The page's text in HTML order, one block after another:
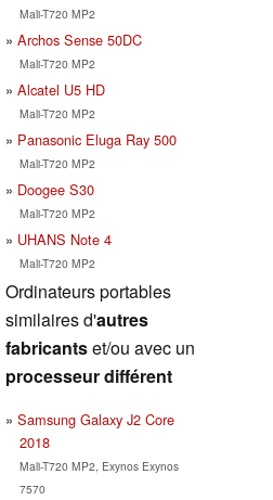
Mali-T720 MP2
Archos Sense 50DC
Mali-T720 MP2
Alcatel U5 HD
Mali-T720 MP2
Panasonic Eluga Ray 500
Mali-T720 MP2
Doogee S30
Mali-T720 MP2
UHANS Note 4
Mali-T720 MP2
Ordinateurs portables
similaires d'autres
fabricantset/ou avec un
processeur différent
Samsung Galaxy J2 Core
2018
Mali-T720 MP2, Exynos Exynos
7570